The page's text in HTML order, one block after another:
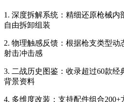
1. 深度拆解系统：精细还原枪械
自由拆卸组装
2. 物理触感反馈：根据枪支类型
射击冲击感
3. 二战历史图鉴：收录超过60款经
背景资料
4. 多维度改装：支持配件组合200+